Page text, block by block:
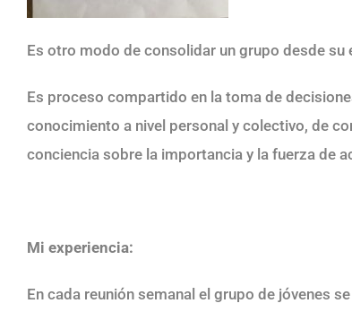
Es otro modo de consolidar un grupo desde su
Es proceso compartido en la toma de
conocimiento a nivel personal y colectivo, de
conciencia sobre la importancia y la fuerza de
Mi experiencia:
En cada reunión semanal el grupo de jóvenes